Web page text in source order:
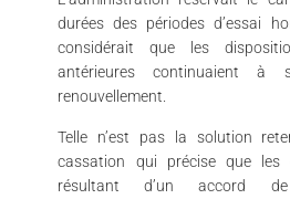
durées des périodes d’essai
considérait que les
antérieures continuaient à
renouvellement.
Telle n’est pas la solution
cassation qui précise que les
résultant d’un accord